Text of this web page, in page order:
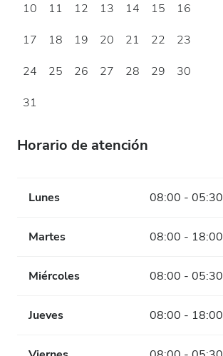
10
11 12 13 14 15
16
17
18 19 20 21 22
23
24
25 26 27 28 29
30
31
Horario de atención
Lunes 08:00 - 05:30
Martes 08:00 - 18:00
Miércoles 08:00 - 05:30
Jueves 08:00 - 18:00